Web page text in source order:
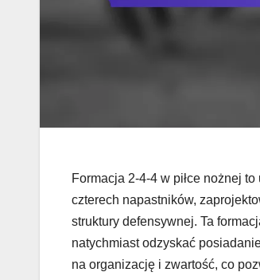
Formacja 2-4-4 w piłce nożnej
czterech napastników,
struktury defensywnej. Ta
natychmiast odzyskać
na organizację i zwartość, co